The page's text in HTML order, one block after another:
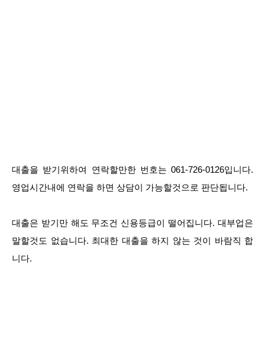
대출을 받기위하여 연락할만한 번호는 061-726-0126입니다.
영업시간내에 연락을 하면 상담이 가능할것으로 판단됩니다.
대출은 받기만 해도 무조건 신용등급이 떨어집니다. 대부업은
말할것도 없습니다. 최대한 대출을 하지 않는 것이 바람직 합
니다.